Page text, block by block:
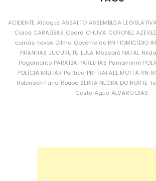
ACIDENTE Alcaçuz ASSALTO ASSEMBLEIA
Caicó CARAÚBAS Ceará CHUVA CORONEL
currais novos Dilma Governo do RN HOMICÍDIO
PIRANHAS JUCURUTU LULA Mossoró NATAL Nilda
Pagamento PARAÍBA PARELHAS Parnamirim
POLÍCIA MILITAR Política PRF RAFAEL MOTTA RN
Robinson Faria Roubo SERRA NEGRA DO NORTE
Costa Água ÁLVARO DIAS